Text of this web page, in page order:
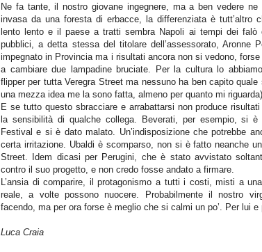
Ne fa tante, il nostro giovane ingegnere, ma a ben vedere ne
invasa da una foresta di erbacce, la differenziata è tutt’altro
lento lento e il paese a tratti sembra Napoli ai tempi dei falò
pubblici, a detta stessa del titolare dell’assessorato, Aronne
impegnato in Provincia ma i risultati ancora non si vedono,
a cambiare due lampadine bruciate. Per la cultura lo
flipper per tutta Veregra Street ma nessuno ha ben capito
una mezza idea me la sono fatta, almeno per quanto mi riguarda).
E se tutto questo sbracciare e arrabattarsi non produce
la sensibilità di qualche collega. Beverati, per esempio, si
Festival e si è dato malato. Un’indisposizione che potrebbe
certa irritazione. Ubaldi è scomparso, non si è fatto neanche
Street. Idem dicasi per Perugini, che è stato avvistato
contro il suo progetto, e non credo fosse andato a firmare.
L’ansia di comparire, il protagonismo a tutti i costi, misti a
reale, a volte possono nuocere. Probabilmente il nostro
facendo, ma per ora forse è meglio che si calmi un po’. Per lui
Luca Craia